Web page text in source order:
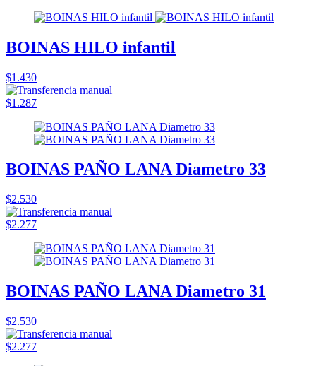
BOINAS HILO infantil
$1.430
$1.287
BOINAS PAÑO LANA Diametro 33
$2.530
$2.277
BOINAS PAÑO LANA Diametro 31
$2.530
$2.277